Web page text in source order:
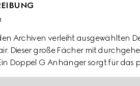
Archiven verleiht ausgewählten
Dieser große Fächer mit
Doppel G Anhänger sorgt für das